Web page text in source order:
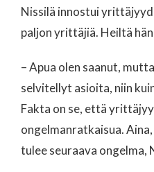
Nissilä innostui
paljon yrittäjiä. Heiltä
– Apua olen saanut,
selvitellyt asioita, niin
Fakta on se, että
ongelmanratkaisua.
tulee seuraava ongelma,